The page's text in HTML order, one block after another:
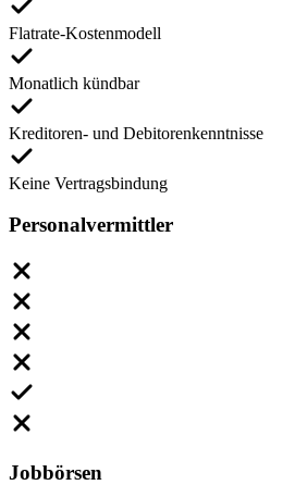
Flatrate-Kostenmodell
Monatlich kündbar
Kreditoren- und Debitorenkenntnisse
Keine Vertragsbindung
Personalvermittler
Jobbörsen